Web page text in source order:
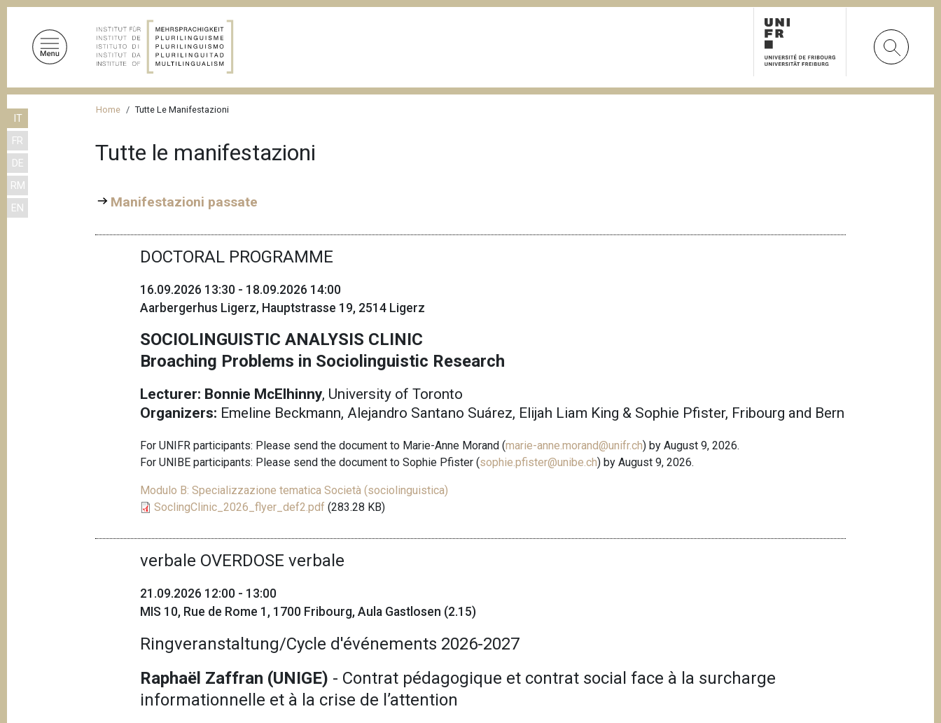
IT
FR
DE
RM
EN
Home Tutte Le Manifestazioni
Tutte le manifestazioni
Manifestazioni passate
DOCTORAL PROGRAMME
16.09.2026 13:30 - 18.09.2026 14:00
Aarbergerhus Ligerz, Hauptstrasse 19, 2514 Ligerz
SOCIOLINGUISTIC ANALYSIS CLINIC
Broaching Problems in Sociolinguistic Research
Lecturer: Bonnie McElhinny, University of Toronto
Organizers: Emeline Beckmann, Alejandro Santano Suárez, Elijah Liam King & Sophie Pfister, Fribourg and Bern
For UNIFR participants: Please send the document to Marie-Anne Morand (marie-anne.morand@unifr.ch) by August 9, 2026.
For UNIBE participants: Please send the document to Sophie Pfister (sophie.pfister@unibe.ch) by August 9, 2026.
Modulo B: Specializzazione tematica Società (sociolinguistica)
SoclingClinic_2026_flyer_def2.pdf (283.28 KB)
verbale OVERDOSE verbale
21.09.2026 12:00 - 13:00
MIS 10, Rue de Rome 1, 1700 Fribourg, Aula Gastlosen (2.15)
Ringveranstaltung/Cycle d'événements 2026-2027
Raphaël Zaffran (UNIGE) - Contrat pédagogique et contrat social face à la surcharge
informationnelle et à la crise de l’attention